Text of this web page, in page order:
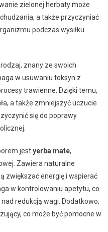
zielonej herbaty może
a także przyczyniać
podczas wysiłku
znany ze swoich
w usuwaniu toksyn z
trawienne. Dzięki temu,
a także zmniejszyć uczucie
się do poprawy
jestyerba mate,
Zawiera naturalne
zwiększać energię i wspierać
w kontrolowaniu apetytu, co
redukcją wagi. Dodatkowo,
co może być pomocne w